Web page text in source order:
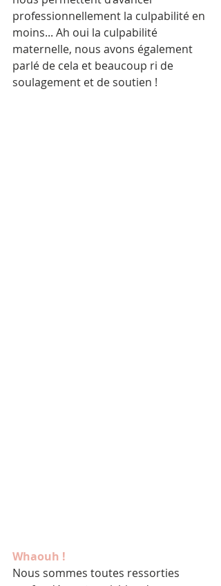
professionnellement la culpabilité en
moins... Ah oui la culpabilité
maternelle, nous avons également
parlé de cela et beaucoup ri de
soulagement et de soutien !
Whaouh !
Nous sommes toutes ressorties